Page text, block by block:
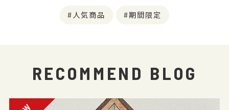
人気商品 期間限定
RECOMMEND BLOG